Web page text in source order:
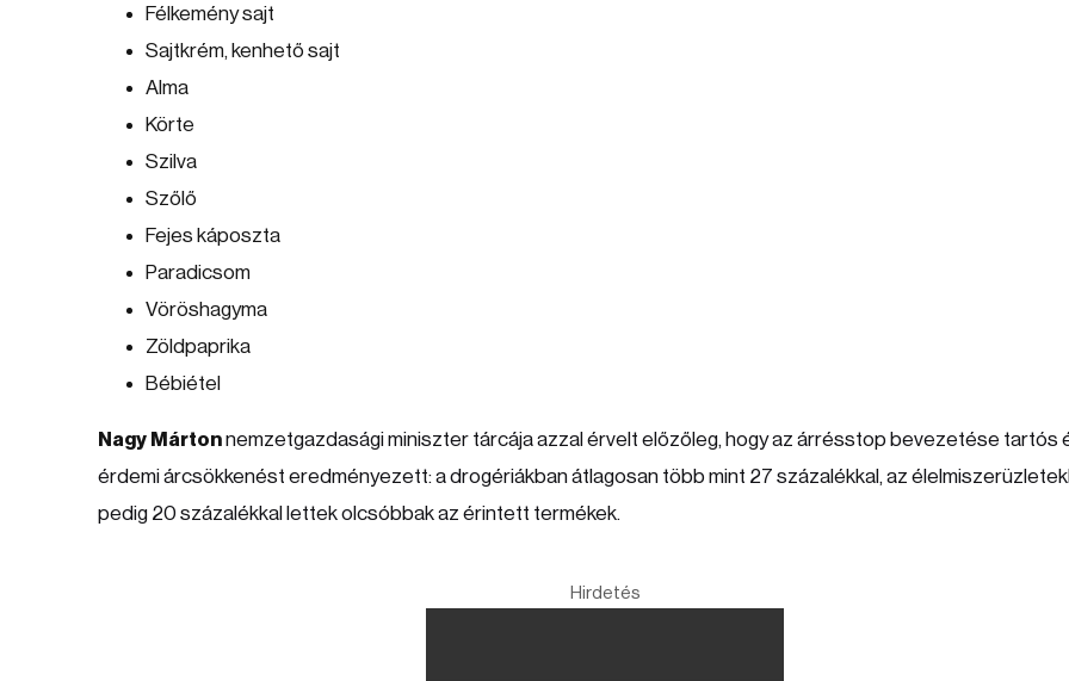
Félkemény sajt
Sajtkrém, kenhető sajt
Alma
Körte
Szilva
Szőlő
Fejes káposzta
Paradicsom
Vöröshagyma
Zöldpaprika
Bébiétel
Nagy Mártonnemzetgazdasági miniszter tárcája azzal érvelt előzőleg, hogy az árrésstop bevezetése tartós
érdemi árcsökkenést eredményezett: a drogériákban átlagosan több mint 27 százalékkal, az
pedig 20 százalékkal lettek olcsóbbak az érintett termékek.
Hirdetés